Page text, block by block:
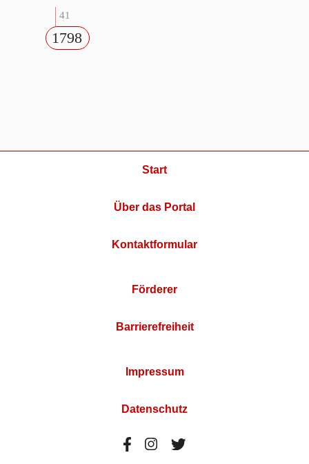
41
1798
Start
Über das Portal
Kontaktformular
Förderer
Barrierefreiheit
Impressum
Datenschutz